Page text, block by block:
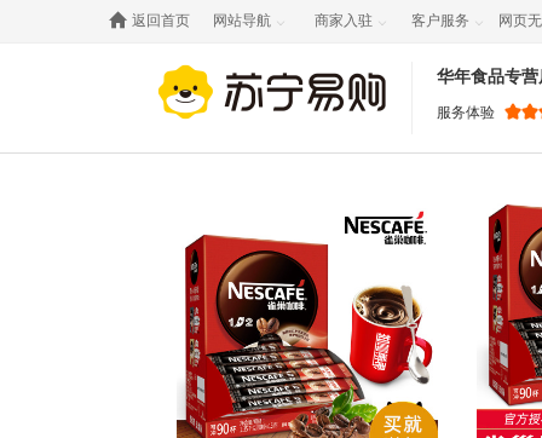
 返回首页 网站导航  商家入驻  客户服务  网页
华年食品专营
服务体验